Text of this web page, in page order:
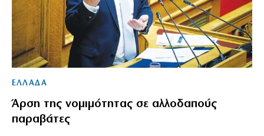
ΕΛΛΑΔΑ
Άρση της νομιμότητας σε αλλοδαπούς
παραβάτες